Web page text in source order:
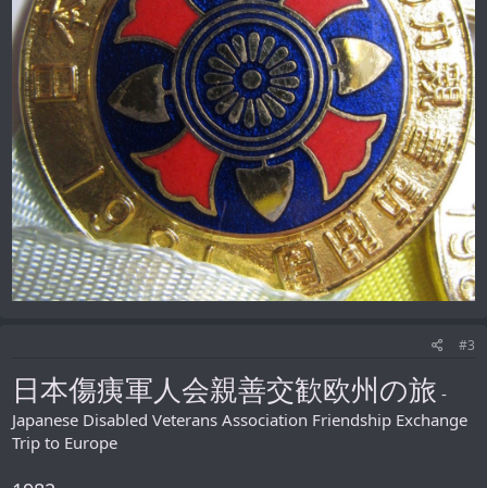
#3
日本傷痍軍人会親善交歓欧州の旅 -
Japanese Disabled Veterans Association Friendship Exchange
Trip to Europe